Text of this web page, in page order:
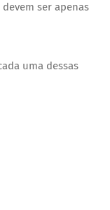
ser apenas
uma dessas